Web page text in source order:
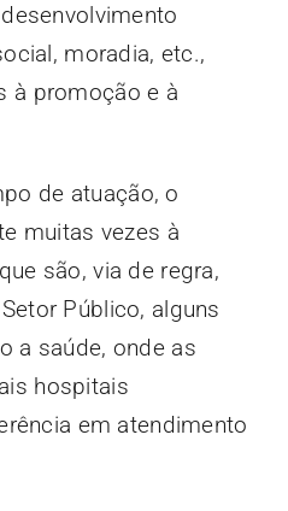
moradia, etc.,
à promoção e à
de atuação, o
muitas vezes à
são, via de regra,
Público, alguns
a saúde, onde as
hospitais
em atendimento